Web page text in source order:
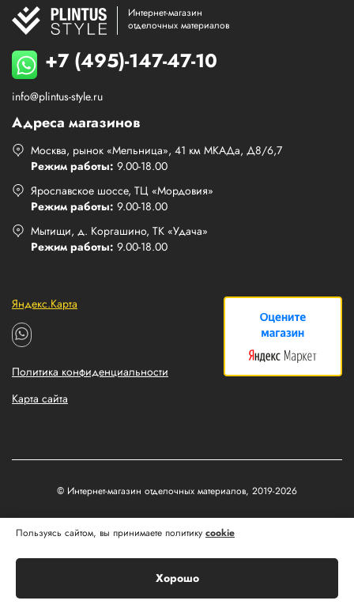
Интернет-магазин
отделочных материалов
+7 (495)-147-47-10
info@plintus-style.ru
Адреса магазинов
Москва, рынок «Мельница», 41 км МКАДа, Д8/6,7
Режим работы: 9.00-18.00
Ярославское шоссе, ТЦ «Мордовия»
Режим работы: 9.00-18.00
Мытищи, д. Коргашино, ТК «Удача»
Режим работы: 9.00-18.00
Яндекс.Карта
Политика конфиденциальности
Карта сайта
© Интернет-магазин отделочных материалов, 2019-2026
Matus&Kvits
Пользуясь сайтом, вы принимаете политику cookie
Хорошо
Главная
Каталог Профиль